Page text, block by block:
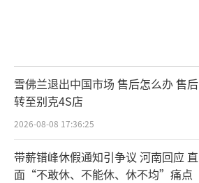
雪佛兰退出中国市场 售后怎么办 售后
转至别克4S店
2026-08-08 17:36:25
带薪错峰休假通知引争议 河南回应 直
面“不敢休、不能休、休不均”痛点